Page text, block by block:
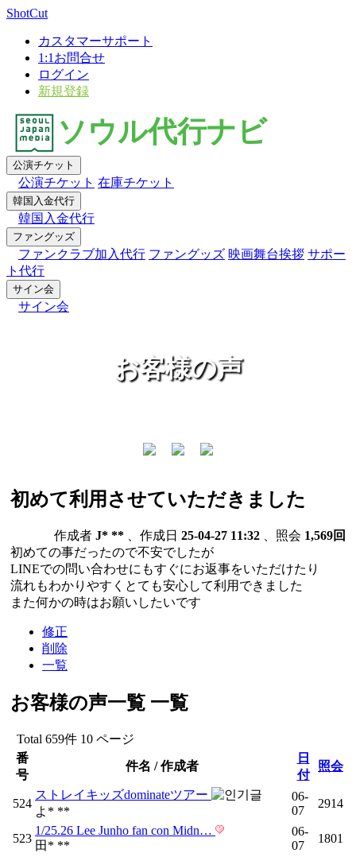
ShotCut
カスタマーサポート
1:1お問合せ
ログイン
新規登録
ソウル代行ナビ
公演チケット
公演チケット 在庫チケット
韓国入金代行
韓国入金代行
ファングッズ
ファンクラブ加入代行 ファングッズ 映画舞台挨拶 サポー
ト代行
サイン会
サイン会
お客様の声
初めて利用させていただきました
作成者 J* ** 、作成日 25-04-27 11:32 、照会 1,569回
初めての事だったので不安でしたが
LINEでの問い合わせにもすぐにお返事をいただけたり
流れもわかりやすくとても安心して利用できました
また何かの時はお願いしたいです
修正
削除
一覧
お客様の声一覧 一覧
Total 659件 10 ページ
番
号
件名 / 作成者
日
付
照会
524
ストレイキッズdominateツアー
よ* **
06-
07
2914
523
1/25.26 Lee Junho fan con Midn…
田* **
06-
07
1801